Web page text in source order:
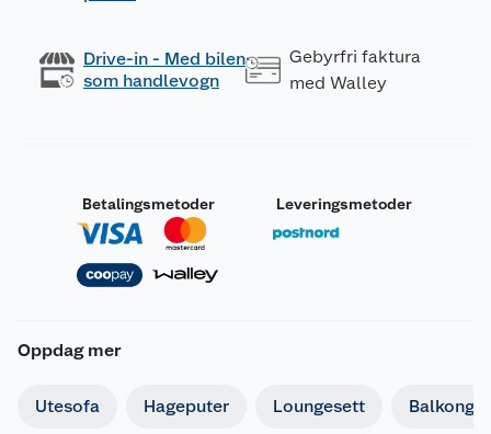
Drive-in - Med bilen
som handlevogn
Gebyrfri faktura
med Walley
Betalingsmetoder Leveringsmetoder
Oppdag mer
Utesofa Hageputer Loungesett